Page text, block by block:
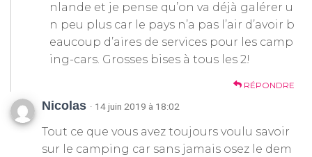
nlande et je pense qu’on va déjà galérer u
n peu plus car le pays n’a pas l’air d’avoir b
eaucoup d’aires de services pour les camp
ing-cars. Grosses bises à tous les 2!
RÉPONDRE
Nicolas · 14 juin 2019 à 18:02
Tout ce que vous avez toujours voulu savoir
sur le camping car sans jamais osez le dem